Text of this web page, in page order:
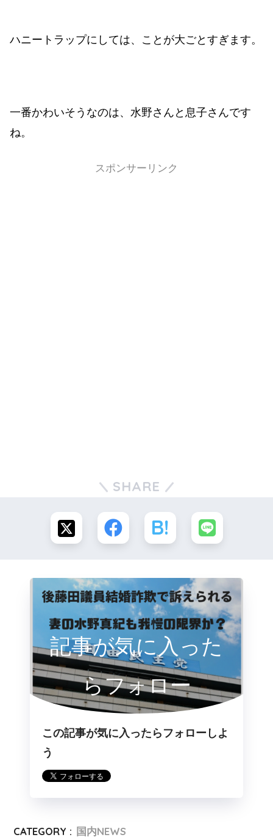
ハニートラップにしては、ことが大ごとすぎます。
一番かわいそうなのは、水野さんと息子さんです
ね。
スポンサーリンク
SHARE
記事が気に入った
らフォロー
この記事が気に入ったらフォローしよ
う
CATEGORY : 国内NEWS